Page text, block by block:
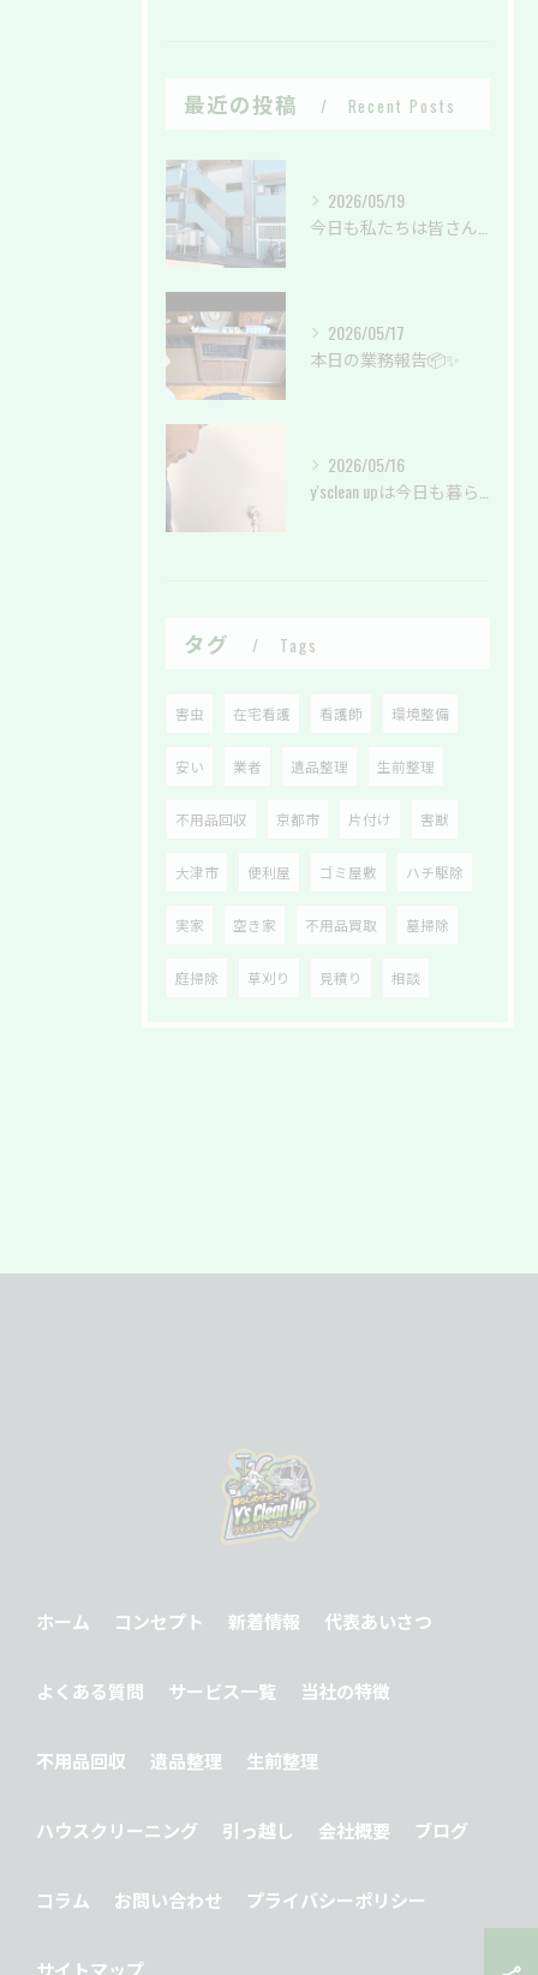
最近の投稿 Recent Posts
2026/05/19
2026/05/17
本日の業務報告📦✨
2026/05/16
タグ Tags
害虫 在宅看護 看護師 環境整備
安い 業者 遺品整理 生前整理
不用品回収 京都市 片付け 害獣
大津市 便利屋 ゴミ屋敷 ハチ駆除
実家 空き家 不用品買取 墓掃除
庭掃除 草刈り 見積り 相談
ホーム コンセプト 新着情報 代表あいさつ
よくある質問 サービス一覧 当社の特徴
不用品回収 遺品整理 生前整理
ハウスクリーニング 引っ越し 会社概要 ブログ
コラム お問い合わせ プライバシーポリシー
サイトマップ